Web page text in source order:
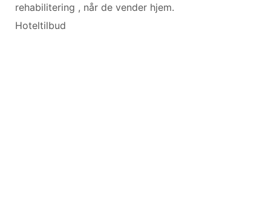
rehabilitering , når de vender hjem.
Hoteltilbud